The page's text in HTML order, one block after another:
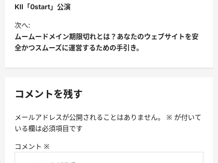
ナ
ビ
ゲ
ー
シ
ン
KII「0start」公演
次へ:
ムームードメイン期限切れとは？あなたのウェブサイトを安
全かつスムーズに運営するための手引き。
コメントを残す
メールアドレスが公開されることはありません。 ※ が付いて
いる欄は必須項目です
コメント ※